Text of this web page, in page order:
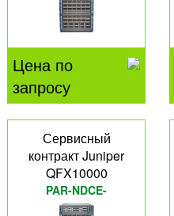
Цена по
запросу
Сервисный
контракт Juniper
QFX10000
PAR-NDCE-
QFX10016T